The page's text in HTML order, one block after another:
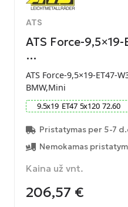
ATS
ATS Force-
…
ATS Force-9,5×19-ET47-
BMW,Mini
9.5x19 ET47 5x120 72.60
Pristatymas per 5-7
Nemokamas
Kaina už vnt.
206,57 €